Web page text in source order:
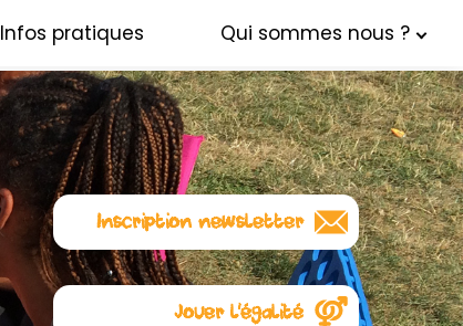
Infos pratiques Qui sommes nous ?
Inscription newsletter
Abonnez-vous à notre
newsletter
Jouer l'égalité